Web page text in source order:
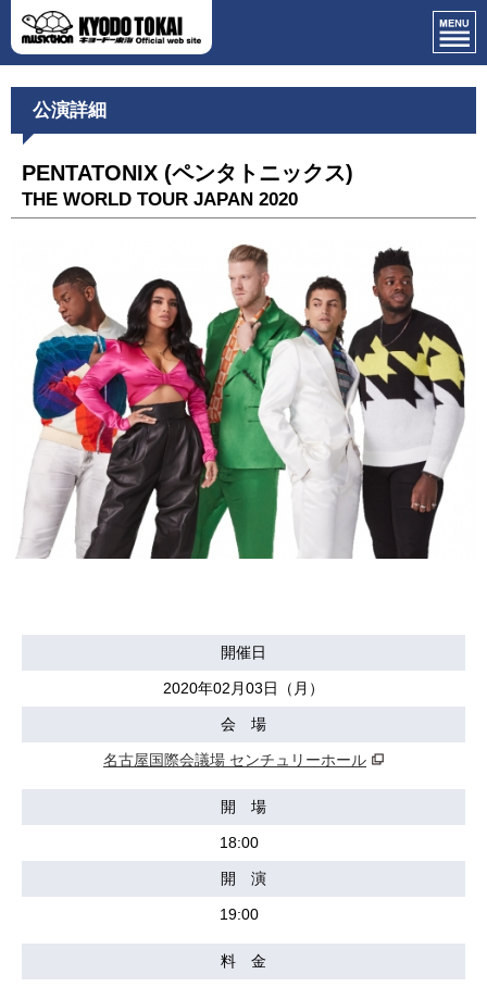
公演詳細
PENTATONIX (ペンタトニックス)
THE WORLD TOUR JAPAN 2020
開催日
2020年02月03日（月）
会 場
名古屋国際会議場 センチュリーホール
開 場
18:00
開 演
19:00
料 金